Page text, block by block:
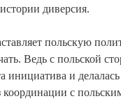
диверсия.
польскую
Ведь с польской
инициатива и
координации с